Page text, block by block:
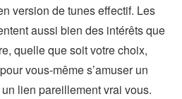
version de tunes effectif. Les
aussi bien des intérêts que
quelle que soit votre choix,
vous-même s’amuser un
lien pareillement vrai vous.